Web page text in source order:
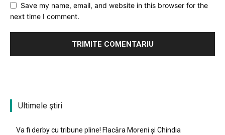
Save my name, email, and website in this browser for the
next time I comment.
Ultimele ştiri
Va fi derby cu tribune pline! Flacăra Moreni și Chindia